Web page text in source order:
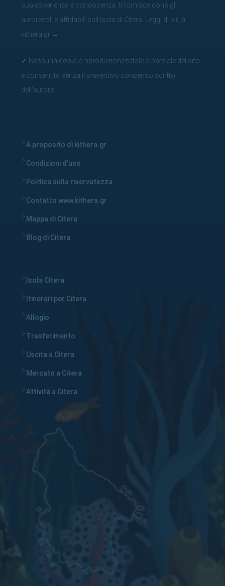
sua esperienza e conoscenza, ti fornisce consigli
autorevoli e affidabili sull'isola di Citera.
Leggi di più a
kithera.gr →
✓ Nessuna copia o riproduzione totale o parziale del sito
è consentita senza il preventivo consenso scritto
dell'autore.
A proposito di kithera.gr
Condizioni d'uso
Politica sulla riservatezza
Contatto www.kithera.gr
Mappa di Citera
Blog di Citera
Isola Citera
Itinerari per Citera
Allogio
Trasferimento
Uscita a Citera
Mercato a Citera
Attività a Citera